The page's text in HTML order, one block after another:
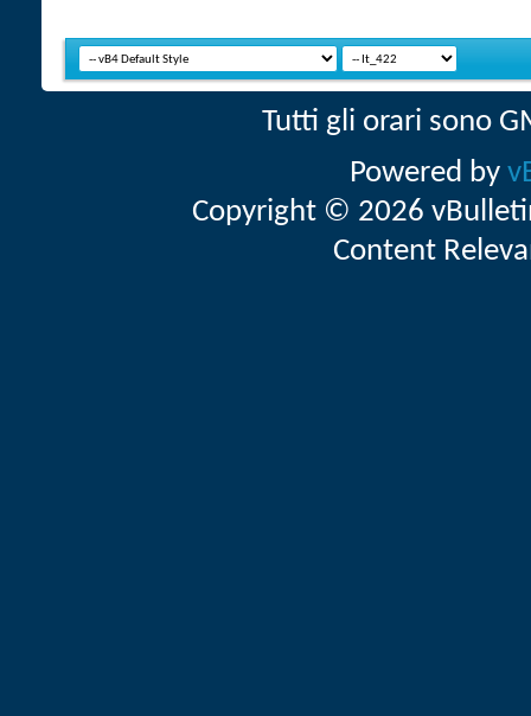
Tutti gli orari sono
Powered by
Copyright © 2026
Content